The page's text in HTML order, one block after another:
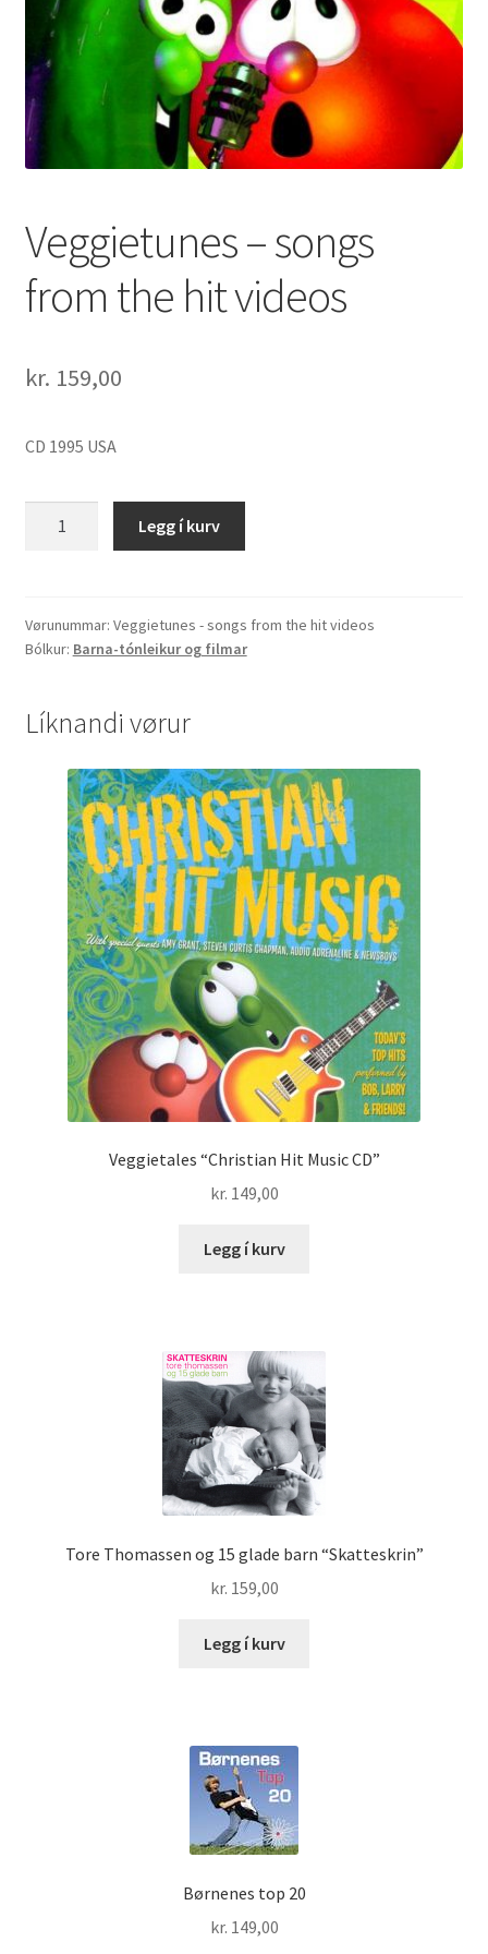
Veggietunes – songs
from the hit videos
kr. 159,00
CD 1995 USA
the
hit
Legg í kurv
Vørunummar: Veggietunes - songs from the hit videos
Bólkur: Barna-tónleikur og filmar
Líknandi vørur
Veggietales “Christian Hit Music CD”
kr. 149,00
Legg í kurv
Tore Thomassen og 15 glade barn “Skatteskrin”
kr. 159,00
Legg í kurv
Børnenes top 20
kr. 149,00